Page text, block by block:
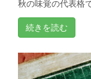
秋の味覚の代表格
続きを読む